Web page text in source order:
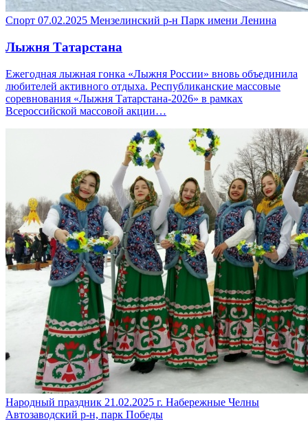
Спорт 07.02.2025 Мензелинский р-н Парк имени Ленина
Лыжня Татарстана
Ежегодная лыжная гонка «Лыжня России» вновь объединила
любителей активного отдыха. Республиканские массовые
соревнования «Лыжня Татарстана-2026» в рамках
Всероссийской массовой акции…
Народный праздник 21.02.2025 г. Набережные Челны
Автозаводский р-н, парк Победы